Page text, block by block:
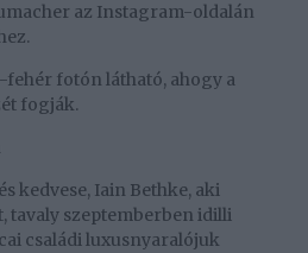
az Instagram-oldalán
fotón látható, ahogy a
fogják.
kedvese, Iain Bethke, aki
tavaly szeptemberben idilli
családi luxusnyaralójuk